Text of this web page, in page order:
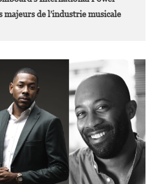
de l’industrie musicale